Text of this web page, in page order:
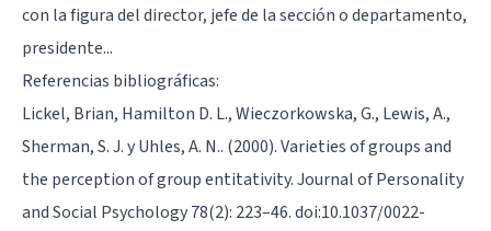
con la figura del director, jefe de la sección o departamento,
presidente...
Referencias bibliográficas:
Lickel, Brian, Hamilton D. L., Wieczorkowska, G., Lewis, A.,
Sherman, S. J. y Uhles, A. N.. (2000). Varieties of groups and
the perception of group entitativity. Journal of Personality
and Social Psychology 78(2): 223–46. doi:10.1037/0022-